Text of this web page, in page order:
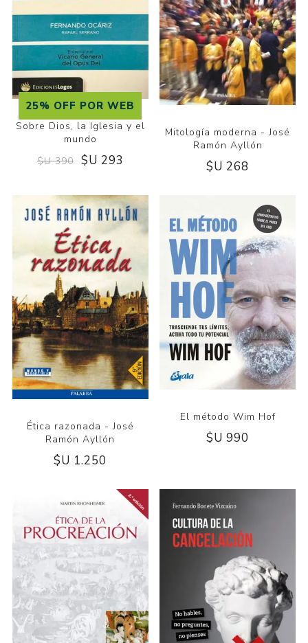
25% OFF POR WEB
Sobre Dios, la Iglesia y el
mundo
$U 390 $U 293
Mitología moderna - José
Ramón Ayllón
$U 268
Ética razonada - José
Ramón Ayllón
$U 1.250
El método Wim Hof
$U 990